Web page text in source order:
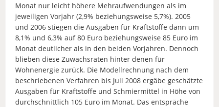
Monat nur leicht höhere Mehraufwendungen als im
jeweiligen Vorjahr (2,9% beziehungsweise 5,7%). 2005
und 2006 stiegen die Ausgaben für Kraftstoffe dann um
8,1% und 6,3% auf 80 Euro beziehungsweise 85 Euro im
Monat deutlicher als in den beiden Vorjahren. Dennoch
blieben diese Zuwachsraten hinter denen für
Wohnenergie zurück. Die Modellrechnung nach dem
beschriebenen Verfahren bis Juli 2008 ergäbe geschätzte
Ausgaben für Kraftstoffe und Schmiermittel in Höhe von
durchschnittlich 105 Euro im Monat. Das entspräche